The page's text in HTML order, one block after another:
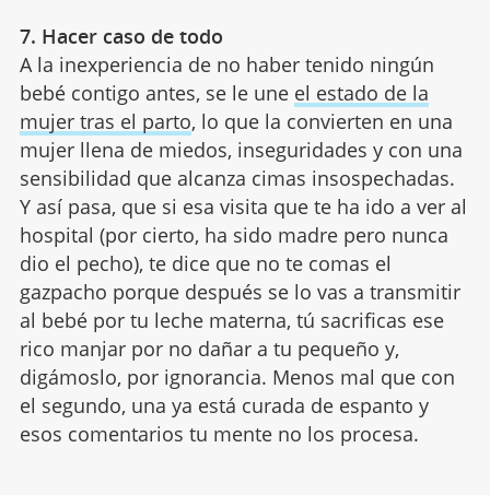
7. Hacer caso de todo
A la inexperiencia de no haber tenido ningún
bebé contigo antes, se le une el estado de la
mujer tras el parto, lo que la convierten en una
mujer llena de miedos, inseguridades y con una
sensibilidad que alcanza cimas insospechadas.
Y así pasa, que si esa visita que te ha ido a ver al
hospital (por cierto, ha sido madre pero nunca
dio el pecho), te dice que no te comas el
gazpacho porque después se lo vas a transmitir
al bebé por tu leche materna, tú sacrificas ese
rico manjar por no dañar a tu pequeño y,
digámoslo, por ignorancia. Menos mal que con
el segundo, una ya está curada de espanto y
esos comentarios tu mente no los procesa.